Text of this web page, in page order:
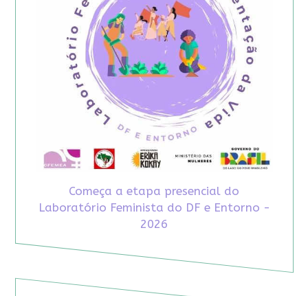
Começa a etapa presencial do
Laboratório Feminista do DF e Entorno -
2026